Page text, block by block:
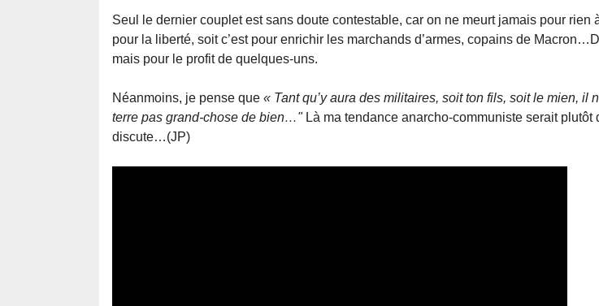
Seul le dernier couplet est sans doute contestable, car on ne meurt jamais pour rien
pour la liberté, soit c’est pour enrichir les marchands d’armes, copains de
mais pour le profit de quelques-uns.
Néanmoins, je pense que « Tant qu’y aura des militaires, soit ton fils, soit le mien, il
terre pas grand-chose de bien…" Là ma tendance anarcho-communiste serait plutôt
discute…(JP)